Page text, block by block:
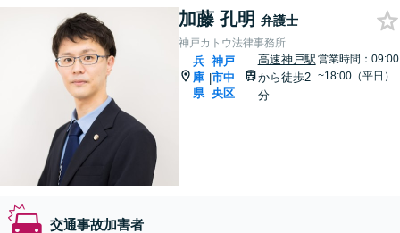
加藤 孔明 弁護士
神戸カトウ法律事務所
兵
庫
県
|
神戸
市中
央区
高速神戸駅
から徒歩2
分
営業時間：09:00
~18:00（平日）
交通事故加害者